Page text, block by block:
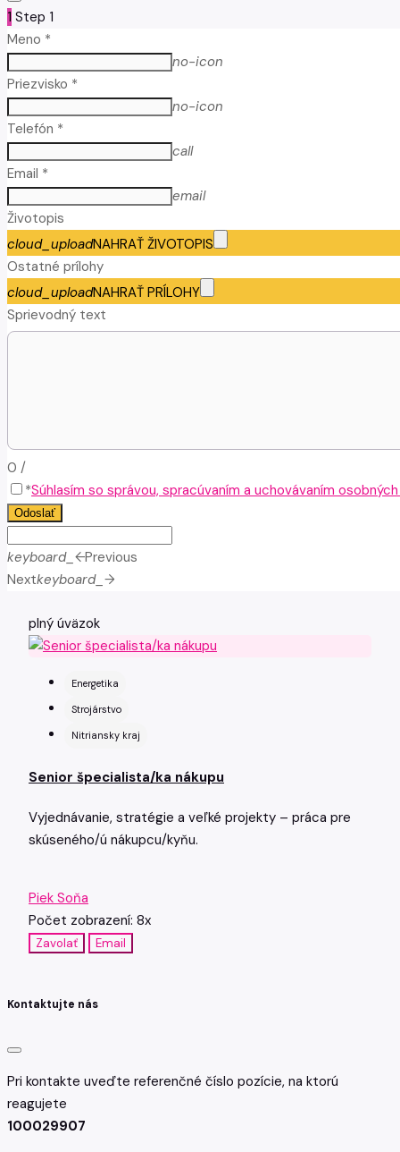
1 Step 1
Meno *
no-icon
Priezvisko *
no-icon
Telefón *
call
Email *
email
Životopis
cloud_uploadNAHRAŤ ŽIVOTOPIS
Ostatné prílohy
cloud_uploadNAHRAŤ PRÍLOHY
Sprievodný text
0 /
*Súhlasím so správou, spracúvaním a uchovávaním
Odoslať
keyboard_arrow_leftPrevious
Nextkeyboard_arrow_right
plný úväzok
Energetika
Strojárstvo
Nitriansky kraj
Senior špecialista/ka nákupu
Vyjednávanie, stratégie a veľké projekty – práca pre
skúseného/ú nákupcu/kyňu.
Piek Soňa
Počet zobrazení: 8x
Zavolať Email
Kontaktujte nás
Pri kontakte uveďte referenčné číslo pozície, na ktorú
reagujete
100029907